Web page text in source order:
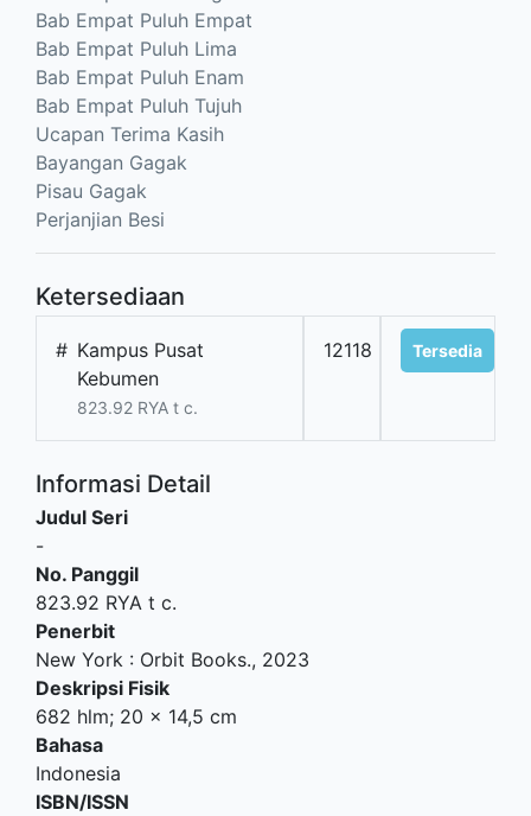
Bab Empat Puluh Empat
Bab Empat Puluh Lima
Bab Empat Puluh Enam
Bab Empat Puluh Tujuh
Ucapan Terima Kasih
Bayangan Gagak
Pisau Gagak
Perjanjian Besi
Ketersediaan
# Kampus Pusat
Kebumen
823.92 RYA t c.
12118 Tersedia
Informasi Detail
Judul Seri
-
No. Panggil
823.92 RYA t c.
Penerbit
New York : Orbit Books., 2023
Deskripsi Fisik
682 hlm; 20 x 14,5 cm
Bahasa
Indonesia
ISBN/ISSN